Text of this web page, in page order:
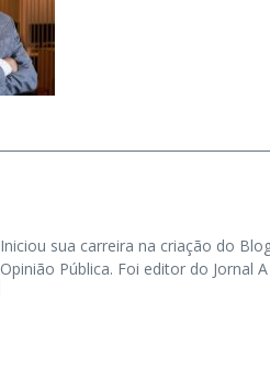
Iniciou sua carreira na criação do
Opinião Pública. Foi editor do Jornal